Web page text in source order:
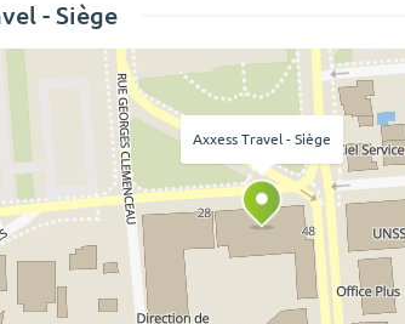
- Siège
Axxess Travel - Siège